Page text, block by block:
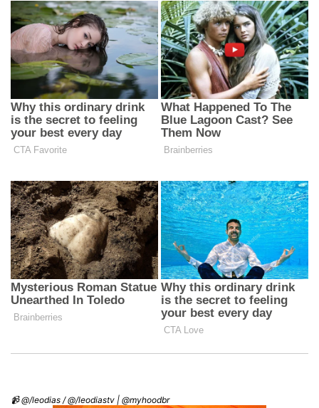
📹 @/leodias / @/leodiastv | @myhoodbr